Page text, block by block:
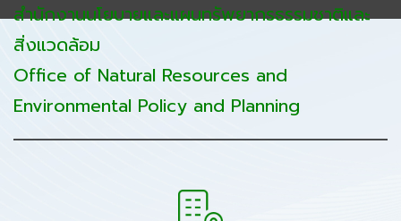
สำนักงานนโยบายและแผนทรัพยากรธรรมชาติและ
สิ่งแวดล้อม
Office of Natural Resources and
Environmental Policy and Planning